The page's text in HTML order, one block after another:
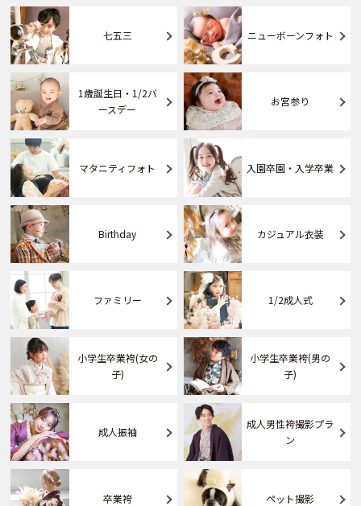
七五三 ニューボーンフォト
1歳誕生日・1/2バ
ースデー
お宮参り
マタニティフォト 入園卒園・入学卒業
Birthday カジュアル衣装
ファミリー 1/2成人式
小学生卒業袴(女の
子)
小学生卒業袴(男の
子)
成人振袖
成人男性袴撮影プラ
ン
卒業袴 ペット撮影